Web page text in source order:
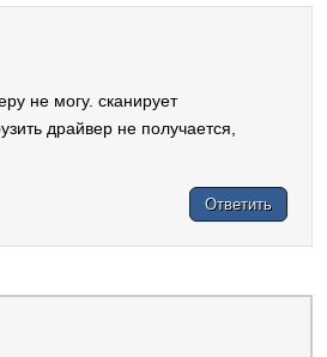
не могу. сканирует
драйвер не получается,
Ответить